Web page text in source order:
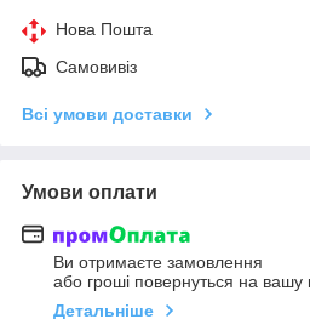
Нова Пошта
Самовивіз
Всі умови доставки
Умови оплати
Ви отримаєте замовлення
або гроші повернуться на вашу
Детальніше